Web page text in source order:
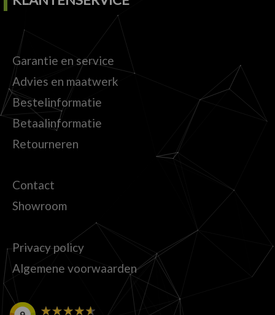
Garantie en service
Advies en maatwerk
Bestelinformatie
Betaalinformatie
Retourneren
Contact
Showroom
Privacy policy
Algemene voorwaarden